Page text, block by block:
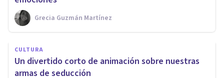
Grecia Guzmán Martínez
CULTURA
Un divertido corto de animación sobre nuestras
armas de seducción